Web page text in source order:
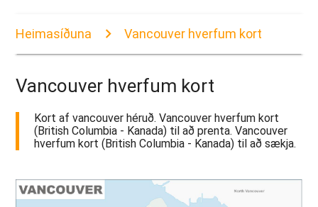
Heimasíðuna Vancouver hverfum kort
Vancouver hverfum kort
Kort af vancouver héruð. Vancouver hverfum kort
(British Columbia - Kanada) til að prenta. Vancouver
hverfum kort (British Columbia - Kanada) til að sækja.